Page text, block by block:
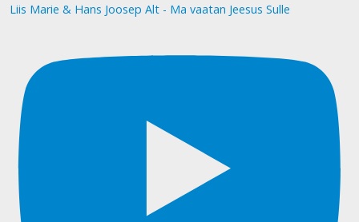
Liis Marie & Hans Joosep Alt - Ma vaatan Jeesus Sulle